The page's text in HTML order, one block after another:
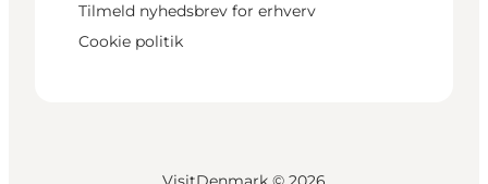
Tilmeld nyhedsbrev for erhverv
Cookie politik